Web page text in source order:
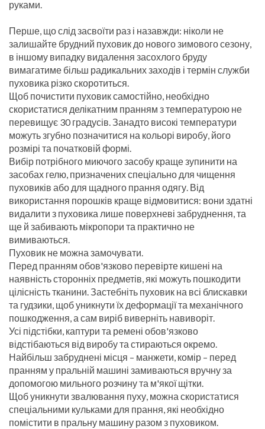
руками.
Перше, що слід засвоїти раз і назавжди: ніколи не
залишайте брудний пуховик до нового зимового сезону,
в іншому випадку видалення засохлого бруду
вимагатиме більш радикальних заходів і термін служби
пуховика різко скоротиться.
Щоб почистити пуховик самостійно, необхідно
скористатися делікатним пранням з температурою не
перевищує 30 градусів. Занадто високі температури
можуть згубно позначитися на кольорі виробу, його
розмірі та початковій формі.
Вибір потрібного миючого засобу краще зупинити на
засобах гелю, призначених спеціально для чищення
пуховиків або для щадного прання одягу. Від
використання порошків краще відмовитися: вони здатні
видалити з пуховика лише поверхневі забруднення, та
ще й забивають мікропори та практично не
вимиваються.
Пуховик не можна замочувати.
Перед пранням обов'язково перевірте кишені на
наявність сторонніх предметів, які можуть пошкодити
цілісність тканини. Застебніть пуховик на всі блискавки
та гудзики, щоб уникнути їх деформації та механічного
пошкодження, а сам виріб виверніть навиворіт.
Усі підстібки, каптури та ремені обов'язково
відстібаються від виробу та стираються окремо.
Найбільш забруднені місця – манжети, комір – перед
пранням у пральній машині замиваються вручну за
допомогою мильного розчину та м'якої щітки.
Щоб уникнути звалювання пуху, можна скористатися
спеціальними кульками для прання, які необхідно
помістити в пральну машину разом з пуховиком.